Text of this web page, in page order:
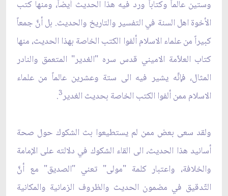
وستين عالماً وكتاباً ورد فيه هذا الحديث أيضاً، ومنها كتب
الأخوة اهل السنة في التفسير والتاريخ والحديث. بل أنَّ جمعاً
كبيراً من علماء الاسلام ألفوا الكتب الخاصة بهذا الحديث، منها
كتاب العلاّمة الاميني قدس سره "الغدير" المتعمق والنادر
المثال، فإنَّه يشير فيه الى ستة وعشرين عالماً من علماء
الاسلام ممن ألفوا الكتب الخاصة بحديث الغدير3
.
ولقد سعى بعض ممن لم يستطيعوا بث الشكوك حول صحة
أسانيد هذا الحديث، الى القاء الشكوك في دلالته على الإمامة
والخلافة، واعتبار كلمة "مولى" تعني "الصديق" مع أنَّ
التّدقيق في مضمون الحديث والظروف الزمانية والمكانية